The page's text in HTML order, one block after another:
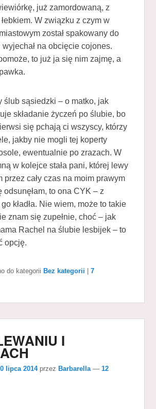
już zamordowaną, z
W związku z czym w
został spakowany do
wyjechał na obcięcie cojones.
to już ja się nim zajmę, a
ślub sąsiedzki – o matko, jak
składanie życzeń po ślubie, bo
się pchają ci wszyscy, którzy
jakby nie mogli tej koperty
ewentualnie po zrazach. W
w kolejce stała pani, której lewy
przez cały czas na moim prawym
odsunęłam, to ona CYK – z
kładła. Nie wiem, może to takie
znam się zupełnie, choć – jak
Rachel na ślubie lesbijek – to
opcję.
do kategorii Bez kategorii |7
I
lipca 2014 przez Barbarella —12